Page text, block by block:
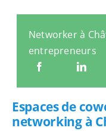
Networker à
entrepreneurs
Espaces de
networking à